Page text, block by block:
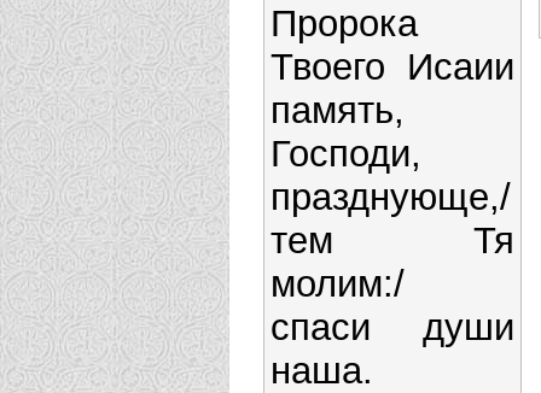
Пророка
Твоего Исаии
память,
Господи,
празднующе,/
тем Тя
молим:/
спаси души
наша.